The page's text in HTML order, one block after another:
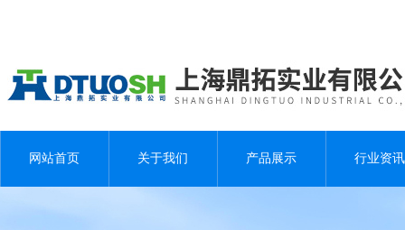
网站首页 关于我们 产品展示 行业资讯